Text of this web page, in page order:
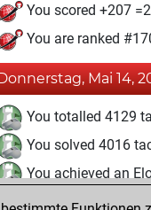
You scored +207
You are ranked
Mai 14,
You totalled 4129
You solved 4016
You achieved an